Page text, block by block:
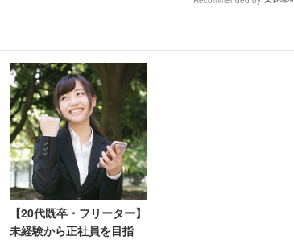
ますが、余裕はありません」という。女性は
」なれば、と話していた。
は、フルタイムで夫婦共働きをしながら子ど
は子どもが小さいので教育費はあまりかかり
の大学在学中に夫婦ともに60歳を超えてしま
せると老後の蓄えができない」と、将来の
【20代既卒・フリーター】
未経験から正社員を目指